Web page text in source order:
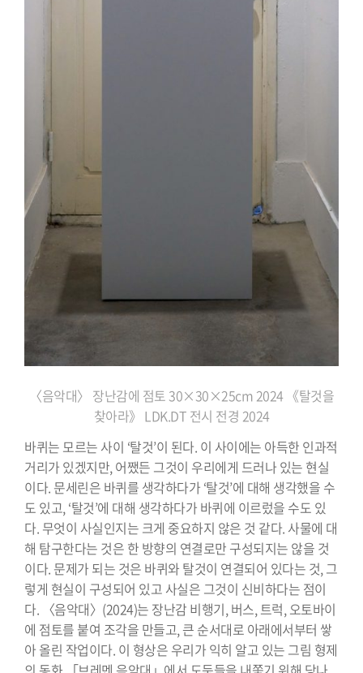
〈음악대〉 장난감에 점토 30×30×25cm 2024 《탈것을
찾아라》 LDK.DT 전시 전경 2024
바퀴는 모르는 사이 ‘탈것’이 된다. 이 사이에는 아득한 인과적
거리가 있겠지만, 어쨌든 그것이 우리에게 드러나 있는 현실
이다. 문세린은 바퀴를 생각하다가 ‘탈것’에 대해 생각했을 수
도 있고, ‘탈것’에 대해 생각하다가 바퀴에 이르렀을 수도 있
다. 무엇이 사실인지는 크게 중요하지 않은 것 같다. 사물에 대
해 탐구한다는 것은 한 방향의 연결로만 구성되지는 않을 것
이다. 문제가 되는 것은 바퀴와 탈것이 연결되어 있다는 것, 그
렇게 현실이 구성되어 있고 사실은 그것이 신비하다는 점이
다. 〈음악대〉(2024)는 장난감 비행기, 버스, 트럭, 오토바이
에 점토를 붙여 조각을 만들고, 큰 순서대로 아래에서부터 쌓
아 올린 작업이다. 이 형상은 우리가 익히 알고 있는 그림 형제